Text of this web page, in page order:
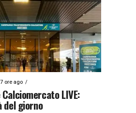
7 ore ago
LIVE:
giorno